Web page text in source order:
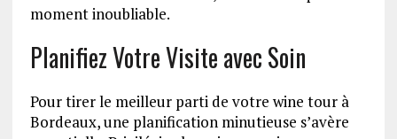
moment inoubliable.
Planifiez Votre Visite avec Soin
Pour tirer le meilleur parti de votre wine tour à
Bordeaux, une planification minutieuse s’avère